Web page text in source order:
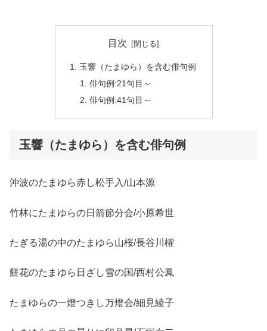
目次
玉響（たまゆら）を含む俳句例
俳句例:21句目～
俳句例:41句目～
玉響（たまゆら）を含む俳句例
沖波のたまゆら赤し松手入/山本源
竹林にたまゆらの日箭節分会/小原希世
たぎる湯の中のたまゆら山桜/長谷川櫂
餅花のたまゆら日ざし雪の国/西村公鳳
たまゆらの一燈つきし万燈会/細見綾子